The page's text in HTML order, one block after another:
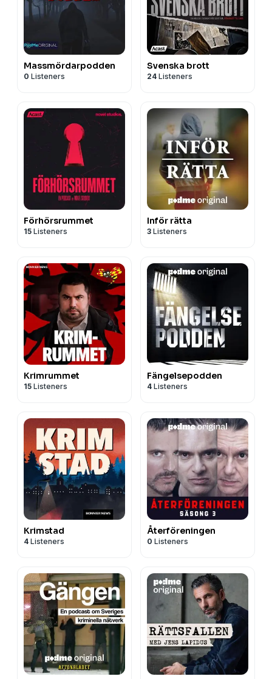
Massmördarpodden
0 Listeners
Svenska brott
24 Listeners
Förhörsrummet
15 Listeners
Inför rätta
3 Listeners
Krimrummet
15 Listeners
Fängelsepodden
4 Listeners
Krimstad
4 Listeners
Återföreningen
0 Listeners